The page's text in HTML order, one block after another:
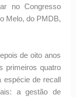
no Congresso
Melo, do PMDB,
de oito anos
primeiros quatro
espécie de recall
a gestão de